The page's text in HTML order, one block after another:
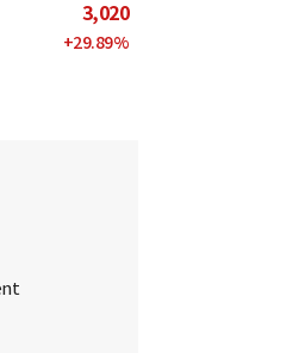
3,020
+29.89%